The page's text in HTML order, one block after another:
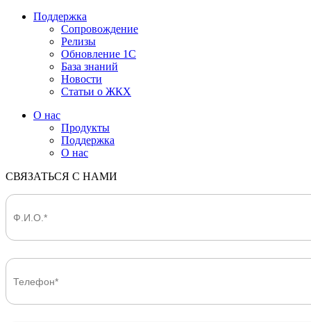
Поддержка
Сопровождение
Релизы
Обновление 1С
База знаний
Новости
Статьи о ЖКХ
О нас
Продукты
Поддержка
О нас
СВЯЗАТЬСЯ С НАМИ